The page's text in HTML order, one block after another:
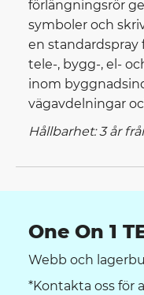
förlängningsrör
symboler och
en
tele-, bygg-, el-
inom
vägavdelningar
Hållbarhet: 3 år
One On 1
Webb och
*Kontakta oss för